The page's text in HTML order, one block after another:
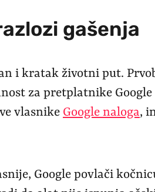
gašenja
i kratak životni put.
za pretplatnike Google
vlasnike Google naloga,
Google povlači